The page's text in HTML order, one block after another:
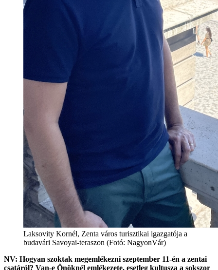
Laksovity Kornél, Zenta város turisztikai igazgatója a
budavári Savoyai-teraszon (Fotó: NagyonVár)
NV: Hogyan szoktak megemlékezni szeptember 11-én a zentai
csatáról? Van-e Önöknél emlékezete, esetleg kultusza a sokszor